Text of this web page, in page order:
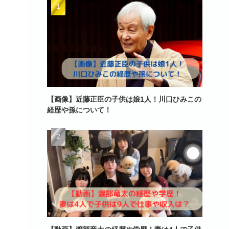
【画像】近藤正臣の子供は娘1人！川口ひみこの
経歴や孫について！